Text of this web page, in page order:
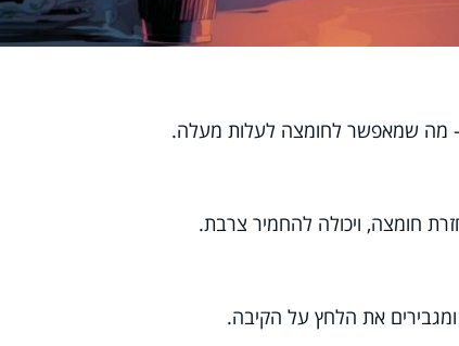
מה שמאפשר לחומצה לעלות מעלה.
חומצה, ויכולה להחמיר צרבת.
ומגבירים את הלחץ על הקיבה.